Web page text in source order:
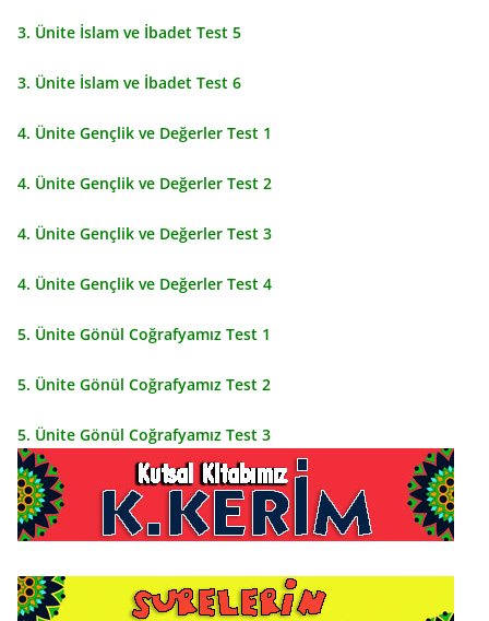
3. Ünite İslam ve İbadet Test 5
3. Ünite İslam ve İbadet Test 6
4. Ünite Gençlik ve Değerler Test 1
4. Ünite Gençlik ve Değerler Test 2
4. Ünite Gençlik ve Değerler Test 3
4. Ünite Gençlik ve Değerler Test 4
5. Ünite Gönül Coğrafyamız Test 1
5. Ünite Gönül Coğrafyamız Test 2
5. Ünite Gönül Coğrafyamız Test 3